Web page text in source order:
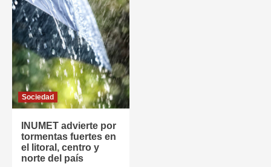
Sociedad
INUMET advierte por
tormentas fuertes en
el litoral, centro y
norte del país